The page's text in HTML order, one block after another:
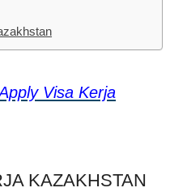
Visa Kerja
KAZAKHSTAN